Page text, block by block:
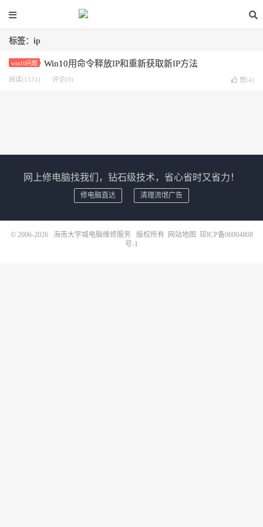
标签：ip
win10问题 Win10用命令释放IP和重新获取新IP方法
阅读(1131) 评论(0) 赞(4)
网上修电脑找我们，钻石级技术，省心省时又省力！
修电脑直达 清理流氓广告
© 2006-2026 海南大学城电脑维修服务 版权所有 网站地图 琼ICP备06004808
号-1